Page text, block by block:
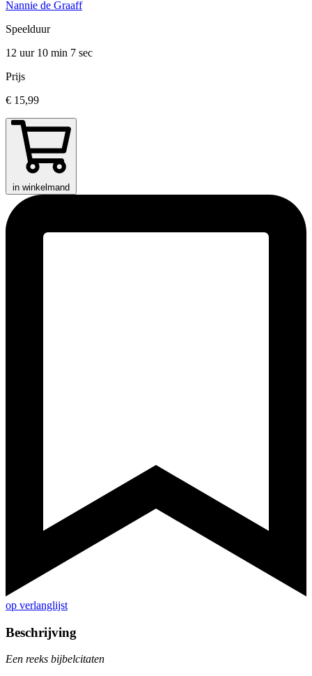
Nannie de Graaff
Speelduur
12 uur 10 min 7 sec
Prijs
€ 15,99
in winkelmand
op verlanglijst
Beschrijving
Een reeks bijbelcitaten